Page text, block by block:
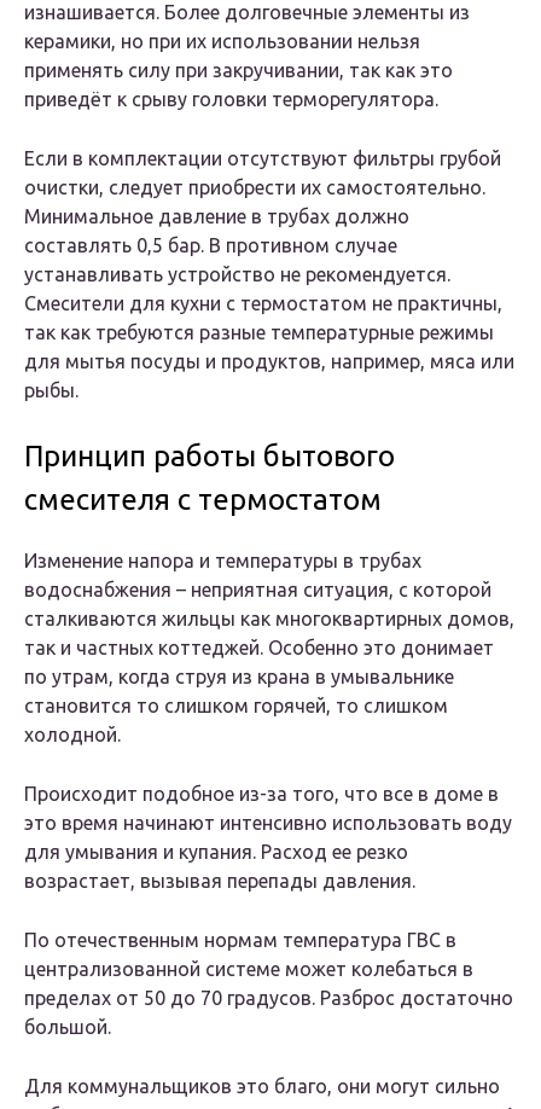
изнашивается. Более долговечные элементы из
керамики, но при их использовании нельзя
применять силу при закручивании, так как это
приведёт к срыву головки терморегулятора.
Если в комплектации отсутствуют фильтры грубой
очистки, следует приобрести их самостоятельно.
Минимальное давление в трубах должно
составлять 0,5 бар. В противном случае
устанавливать устройство не рекомендуется.
Смесители для кухни с термостатом не практичны,
так как требуются разные температурные режимы
для мытья посуды и продуктов, например, мяса или
рыбы.
Принцип работы бытового
смесителя с термостатом
Изменение напора и температуры в трубах
водоснабжения – неприятная ситуация, с которой
сталкиваются жильцы как многоквартирных домов,
так и частных коттеджей. Особенно это донимает
по утрам, когда струя из крана в умывальнике
становится то слишком горячей, то слишком
холодной.
Происходит подобное из-за того, что все в доме в
это время начинают интенсивно использовать воду
для умывания и купания. Расход ее резко
возрастает, вызывая перепады давления.
По отечественным нормам температура ГВС в
централизованной системе может колебаться в
пределах от 50 до 70 градусов. Разброс достаточно
большой.
Для коммунальщиков это благо, они могут сильно